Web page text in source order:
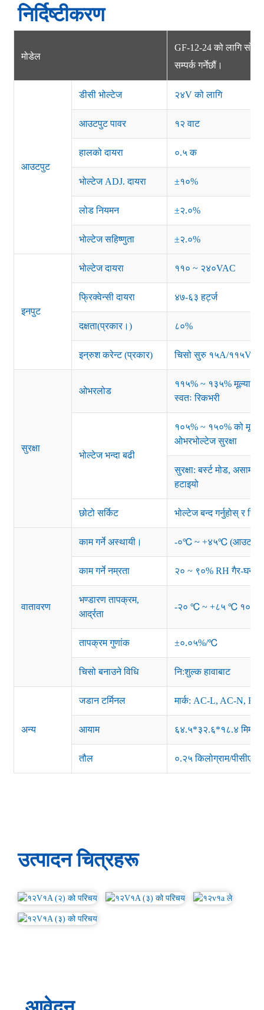
निर्दिष्टीकरण
मोडेल
GF-12-24 को लागि
सम्पर्क गर्नेछौं।
आउटपुट
डीसी भोल्टेज २४V को लागि
आउटपुट पावर १२ वाट
हालको दायरा ०.५ क
भोल्टेज ADJ. दायरा ±१०%
लोड नियमन ±२.०%
भोल्टेज सहिष्णुता ±२.०%
इनपुट
भोल्टेज दायरा ११० ~ २४०VAC
फ्रिक्वेन्सी दायरा ४७-६३ हर्ट्ज
दक्षता(प्रकार।) ८०%
इन्रुश करेन्ट (प्रकार) चिसो सुरु १५A/
सुरक्षा
ओभरलोड
११५% ~ १३५%
स्वतः रिकभरी
भोल्टेज भन्दा बढी
१०५% ~ १५०% को
ओभरभोल्टेज सुरक्षा
सुरक्षा: बर्स्ट मोड,
हटाइयो
छोटो सर्किट भोल्टेज बन्द गर्नुहोस् र
वातावरण
काम गर्ने अस्थायी। -०℃ ~ +४५℃ (आउटपुट
काम गर्ने नम्रता २० ~ ९०% RH गैर-
भण्डारण तापक्रम,
आर्द्रता
-२० ℃ ~ +८५ ℃ १० ~
तापक्रम गुणांक ±०.०५%/℃
चिसो बनाउने विधि नि:शुल्क हावाबाट
अन्य
जडान टर्मिनल मार्क: AC-L, AC-N,
आयाम ६४.५*३२.६*१८.४ मिमी
तौल ०.२५ किलोग्राम/पीसीएस
उत्पादन चित्रहरू